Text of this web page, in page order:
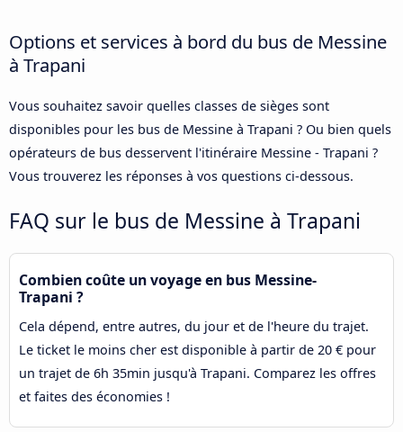
Options et services à bord du bus de Messine
à Trapani
Vous souhaitez savoir quelles classes de sièges sont
disponibles pour les bus de Messine à Trapani ? Ou bien quels
opérateurs de bus desservent l'itinéraire Messine - Trapani ?
Vous trouverez les réponses à vos questions ci-dessous.
FAQ sur le bus de Messine à Trapani
Combien coûte un voyage en bus Messine-
Trapani ?
Cela dépend, entre autres, du jour et de l'heure du trajet.
Le ticket le moins cher est disponible à partir de 20 € pour
un trajet de 6h 35min jusqu'à Trapani. Comparez les offres
et faites des économies !